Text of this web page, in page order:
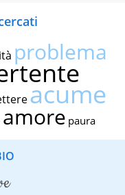
problema
acume
amore paura